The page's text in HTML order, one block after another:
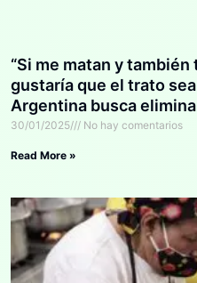
“Si me matan y también
gustaría que el trato
Argentina busca
30/01/2025 No hay comentarios
Read More »